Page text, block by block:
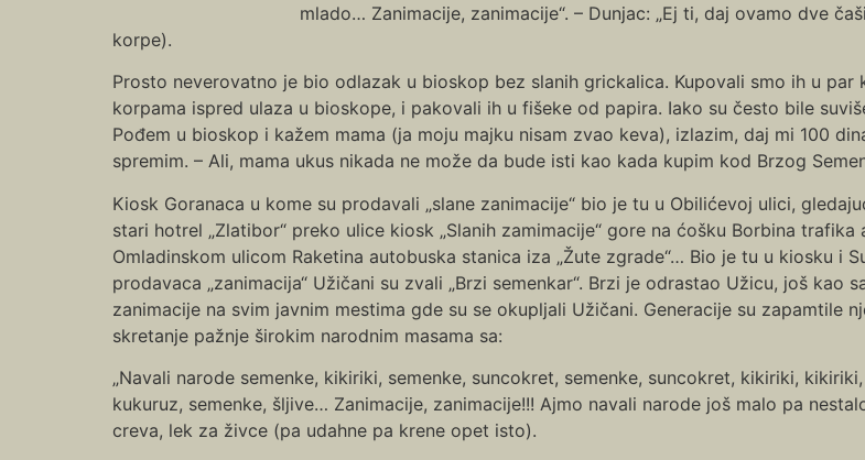
mlado… Zanimacije, zanimacije“. – Dunjac: „Ej ti, daj ovamo dve
korpe).
Prosto neverovatno je bio odlazak u bioskop bez slanih grickalica. Kupovali smo ih u
korpama ispred ulaza u bioskope, i pakovali ih u fišeke od papira. Iako su često bile
Pođem u bioskop i kažem mama (ja moju majku nisam zvao keva), izlazim, daj mi 100
spremim. – Ali, mama ukus nikada ne može da bude isti kao kada kupim kod Brzog
Kiosk Goranaca u kome su prodavali „slane zanimacije“ bio je tu u Obilićevoj ulici,
stari hotrel „Zlatibor“ preko ulice kiosk „Slanih zamimacije“ gore na ćošku Borbina
Omladinskom ulicom Raketina autobuska stanica iza „Žute zgrade“… Bio je tu u kiosku i
prodavaca „zanimacija“ Užičani su zvali „Brzi semenkar“. Brzi je odrastao Užicu, još kao
zanimacije na svim javnim mestima gde su se okupljali Užičani. Generacije su zapamtile
skretanje pažnje širokim narodnim masama sa:
„Navali narode semenke, kikiriki, semenke, suncokret, semenke, suncokret, kikiriki,
kukuruz, semenke, šljive… Zanimacije, zanimacije!!! Ajmo navali narode još malo pa
creva, lek za živce (pa udahne pa krene opet isto).